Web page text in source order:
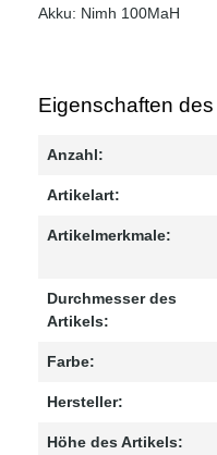
Akku: Nimh 100MaH
Eigenschaften
Anzahl:
Artikelart:
Artikelmerkmale:
Durchmesser des
Artikels:
Farbe:
Hersteller:
Höhe des Artikels: